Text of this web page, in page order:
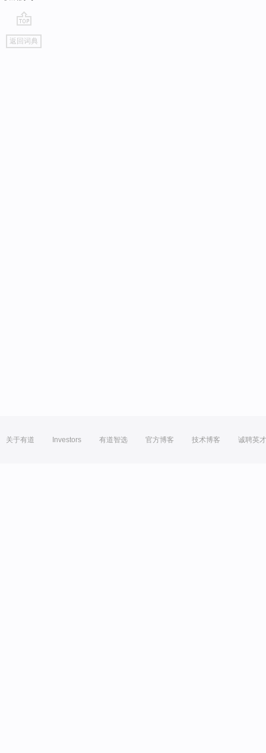
go
top
返回词典
关于有道 Investors 有道智选 官方博客 技术博客 诚聘英才